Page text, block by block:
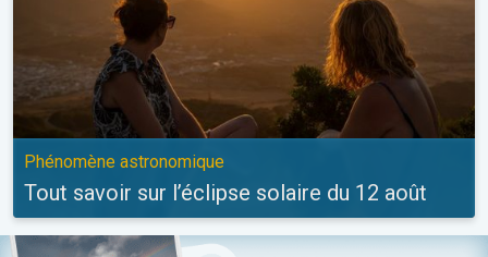
Phénomène astronomique
Tout savoir sur l’éclipse solaire du 12 août